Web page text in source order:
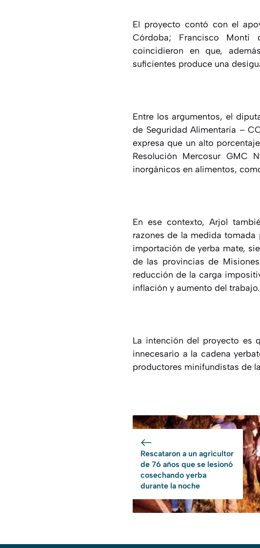
El proyecto contó con el
Córdoba; Francisco Monti
coincidieron en que,
suficientes produce una
Entre los argumentos, el
de Seguridad Alimentaria –
expresa que un alto
Resolución Mercosur GMC
inorgánicos en alimentos,
En ese contexto, Arjol
razones de la medida
importación de yerba mate,
de las provincias de
reducción de la carga
inflación y aumento del trabajo.
La intención del proyecto es
innecesario a la cadena
productores minifundistas de
Rescataron a un agricultor
de 76 años que se lesionó
cosechando yerba
durante la noche